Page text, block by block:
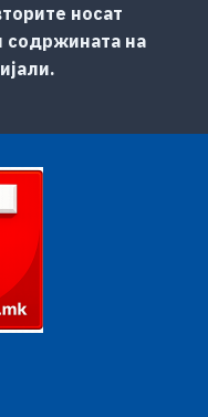
носат
содржината на